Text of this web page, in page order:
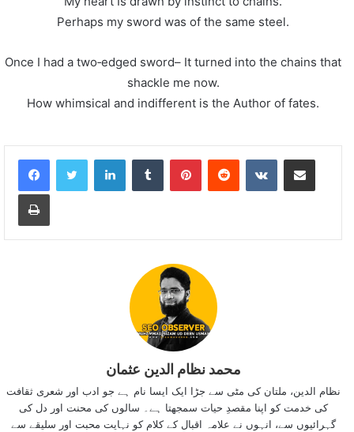
Perhaps my sword was of the same steel.
Once I had a two‐edged sword– It turned into the chains that
shackle me now.
How whimsical and indifferent is the Author of fates.
LinkedInTumblr PinterestReddit VKontakteShare via Email
Print
محمد نظام الدین عثمان
نظام الدین، ملتان کی مٹی سے جڑا ایک ایسا نام ہے جو ادب اور شعری ثقافت
کی خدمت کو اپنا مقصدِ حیات سمجھتا ہے۔ سالوں کی محنت اور دل کی
گہرائیوں سے، انہوں نے علامہ اقبال کے کلام کو نہایت محبت اور سلیقے سے